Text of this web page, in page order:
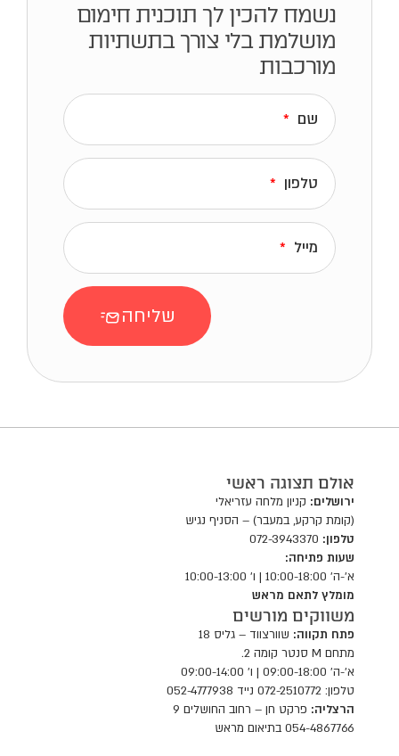
נשמח להכין לך תוכנית חימום
מושלמת בלי צורך בתשתיות
מורכבות
שם
טלפון
מייל
שליחה
אולם תצוגה ראשי
ירושלים: קניון מלחה עזריאלי
(קומת קרקע, במעבר) – הסניף נגיש
טלפון:
שעות פתיחה:
א'-ה' 10:00-18:00 | ו' 10:00-13:00
מומלץ לתאם מראש
משווקים מורשים
פתח תקווה: שוורצווד – גליס 18
מתחם M סנטר קומה 2.
א'-ה' 09:00-18:00 | ו' 09:00-14:00
טלפון: 072-2510772 נייד 052-4777938
הרצליה: פרקט חן – רחוב החושלים 9
054-4867766 בתיאום מראש